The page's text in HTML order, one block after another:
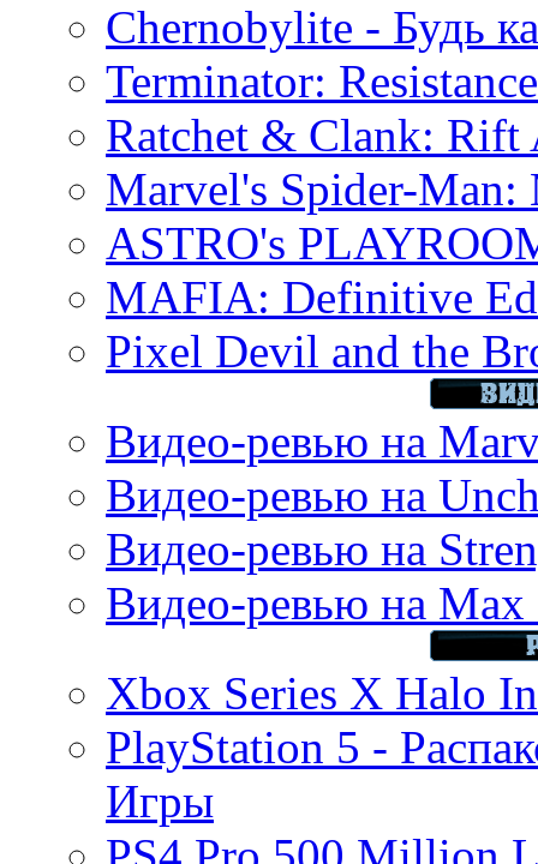
Chernobylite - Будь
Terminator:
Ratchet & Clank: Rift
Marvel's Spider-Man:
ASTRO's
MAFIA: Definitive
Pixel Devil and the
Видео-ревью на
Видео-ревью на
Видео-ревью на
Видео-ревью на Max
Xbox Series X Halo
PlayStation 5 -
Игры